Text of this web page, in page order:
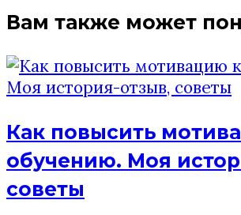
записям
Вам также может
Как повысить
обучению. Моя
советы